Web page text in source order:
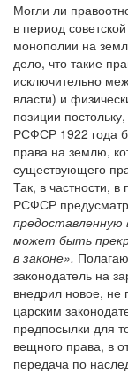
Могли ли
в период
монополии на
дело, что такие
исключительно
власти) и
позиции
РСФСР 1922 года
права на землю,
существующего
Так, в частности,
РСФСР
предоставленную
может быть
в законе».
законодатель на
внедрил новое, не
царским
предпосылки для
вещного права, в
передача по